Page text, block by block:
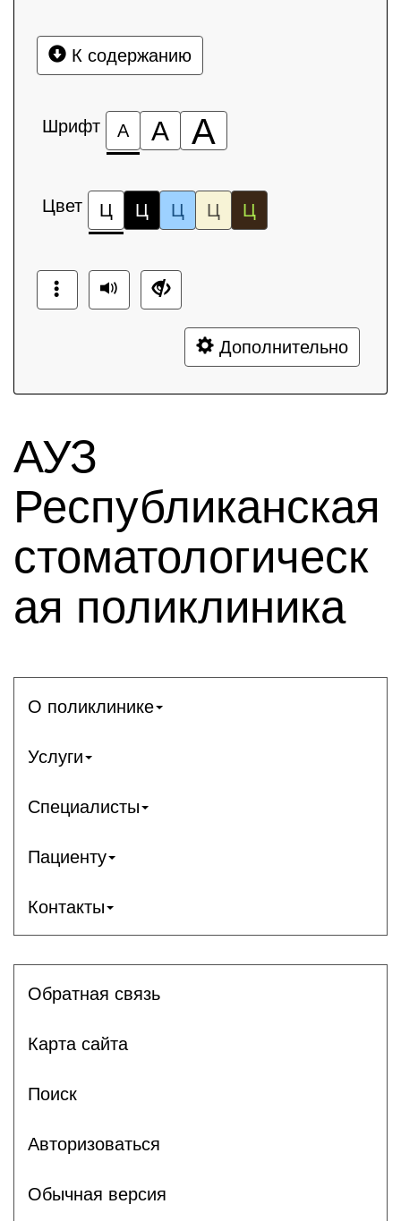
К содержанию
Шрифт А А А
Цвет Ц Ц Ц Ц Ц
Дополнительно
АУЗ
Республиканская
стоматологическ
ая поликлиника
О поликлинике
Услуги
Специалисты
Пациенту
Контакты
Обратная связь
Карта сайта
Поиск
Авторизоваться
Обычная версия